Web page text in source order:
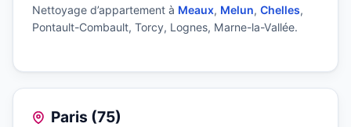
Nettoyage d’appartement à Meaux, Melun, Chelles,
Pontault-Combault, Torcy, Lognes, Marne-la-Vallée.
Paris (75)